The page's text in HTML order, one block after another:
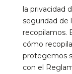
la privacidad
seguridad de
recopilamos.
cómo
protegemos
con el